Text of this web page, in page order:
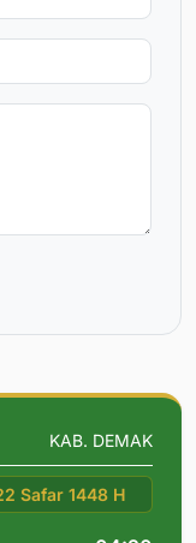
KAB. DEMAK
Safar 1448 H